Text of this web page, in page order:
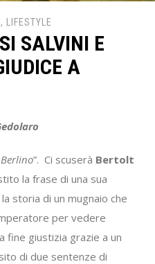
, LIFESTYLE
SALVINI E
A
”. Ci scuserà Bertolt
la frase di una sua
storia di un mugnaio che
per vedere
fine giustizia grazie a un
di due sentenze di